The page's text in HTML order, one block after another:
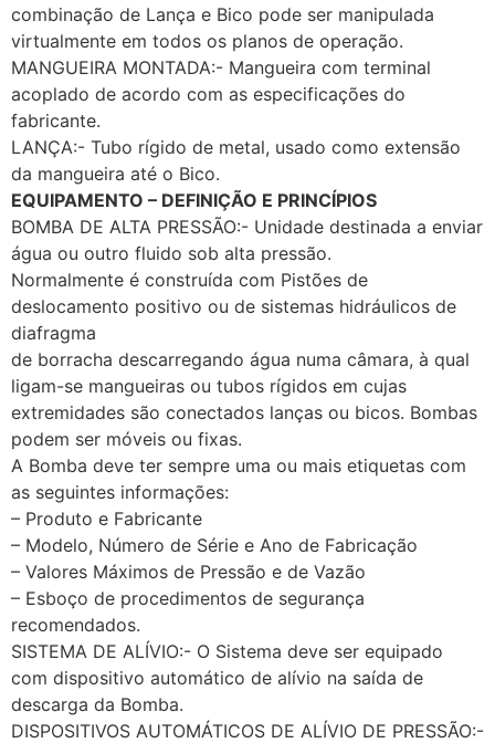
combinação de Lança e Bico pode ser manipulada
virtualmente em todos os planos de operação.
MANGUEIRA MONTADA:- Mangueira com terminal
acoplado de acordo com as especificações do
fabricante.
LANÇA:- Tubo rígido de metal, usado como extensão
da mangueira até o Bico.
EQUIPAMENTO – DEFINIÇÃO E PRINCÍPIOS
BOMBA DE ALTA PRESSÃO:- Unidade destinada a enviar
água ou outro fluido sob alta pressão.
Normalmente é construída com Pistões de
deslocamento positivo ou de sistemas hidráulicos de
diafragma
de borracha descarregando água numa câmara, à qual
ligam-se mangueiras ou tubos rígidos em cujas
extremidades são conectados lanças ou bicos. Bombas
podem ser móveis ou fixas.
A Bomba deve ter sempre uma ou mais etiquetas com
as seguintes informações:
– Produto e Fabricante
– Modelo, Número de Série e Ano de Fabricação
– Valores Máximos de Pressão e de Vazão
– Esboço de procedimentos de segurança
recomendados.
SISTEMA DE ALÍVIO:- O Sistema deve ser equipado
com dispositivo automático de alívio na saída de
descarga da Bomba.
DISPOSITIVOS AUTOMÁTICOS DE ALÍVIO DE PRESSÃO:-